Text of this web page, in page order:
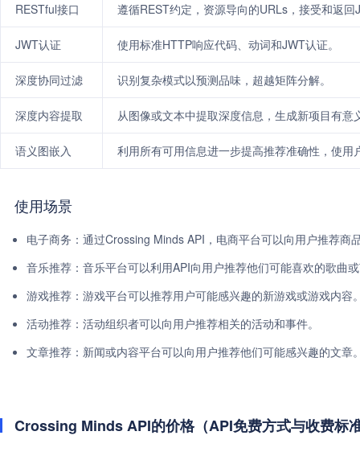
RESTful接口 遵循REST约定，资源导向的URLs，接受和返
JWT认证 使用标准HTTP响应代码、动词和JWT认证。
深度协同过滤 识别复杂模式以预测品味，超越矩阵分解。
深度内容提取 从图像或文本中提取深度信息，生成新项目有意
语义图嵌入 利用所有可用信息进一步提高推荐准确性，使用
使用场景
电子商务：通过Crossing Minds API，电商平台可以向用户推荐商
音乐推荐：音乐平台可以利用API向用户推荐他们可能喜欢的歌曲
游戏推荐：游戏平台可以推荐用户可能感兴趣的新游戏或游戏内容
活动推荐：活动组织者可以向用户推荐相关的活动和事件。
文章推荐：新闻或内容平台可以向用户推荐他们可能感兴趣的文章
Crossing Minds API的价格（API免费方式与收费标